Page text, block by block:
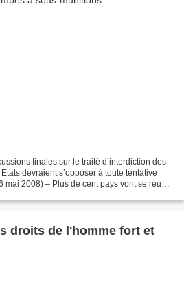
finales sur le traité d’interdiction des
devraient s’opposer à toute tentative
mai 2008) – Plus de cent pays vont se réunir
droits de l'homme fort et